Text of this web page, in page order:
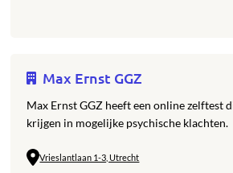
Max Ernst GGZ
Max Ernst GGZ heeft een online zelftest
krijgen in mogelijke psychische klachten.
Vrieslantlaan 1-3, Utrecht